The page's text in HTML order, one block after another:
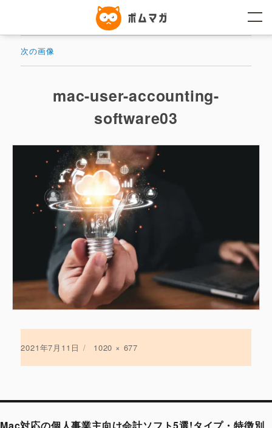
ン
次の画像
mac-user-accounting-
software03
投
2021年7月11日
フ
ズ
1020 × 677
投
Mac対応の個人事業主向け会計ソフト5選!タイプ・特徴別